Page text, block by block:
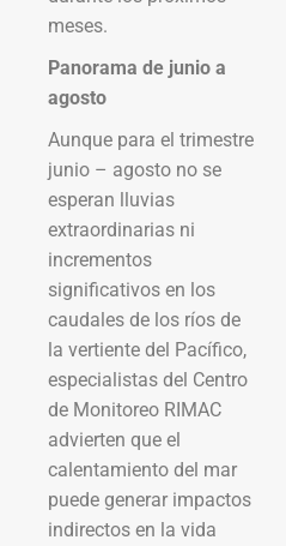
meses.
Panorama de junio a
agosto
Aunque para el trimestre
junio – agosto no se
esperan lluvias
extraordinarias ni
incrementos
significativos en los
caudales de los ríos de
la vertiente del Pacífico,
especialistas del Centro
de Monitoreo RIMAC
advierten que el
calentamiento del mar
puede generar impactos
indirectos en la vida